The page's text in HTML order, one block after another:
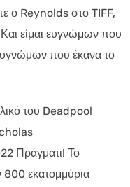
ο Reynolds στο TIFF,
είμαι ευγνώμων που
που έκανα το
του Deadpool
Πράγματι! Το
εκατομμύρια